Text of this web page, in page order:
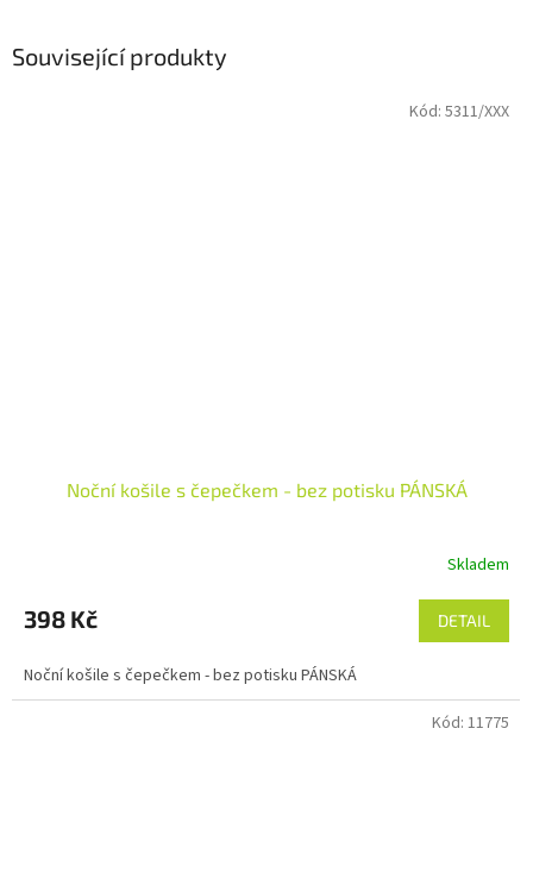
Související produkty
Noční košile s čepečkem - bez potisku PÁNSKÁ
produktu
je
z
5
Skladem
398 Kč DETAIL
Noční košile s čepečkem - bez potisku PÁNSKÁ
Kód: 5311/XXX
Kód: 11775